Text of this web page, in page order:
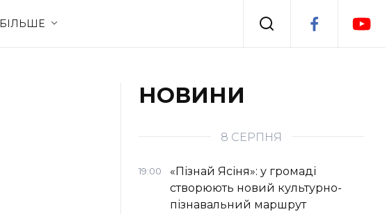
БІЛЬШЕ
Події
НОВИНИ
8 СЕРПНЯ
19:00
«Пізнай Ясіня»: у громаді
створюють новий культурно-
пізнавальний маршрут